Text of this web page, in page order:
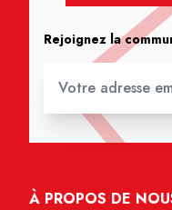
Rejoignez la
À PROPOS DE